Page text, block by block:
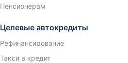
Пенсионерам
Целевые автокредиты
Рефинансирование
Такси в кредит